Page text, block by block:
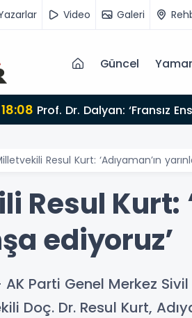
Video Galeri
Güncel
18:08
açıklıyor’
Resul Kurt: ‘Adıyaman’ın
Resul Kurt:
ediyoruz’
Parti Genel Merkez
Doç. Dr. Resul Kurt,